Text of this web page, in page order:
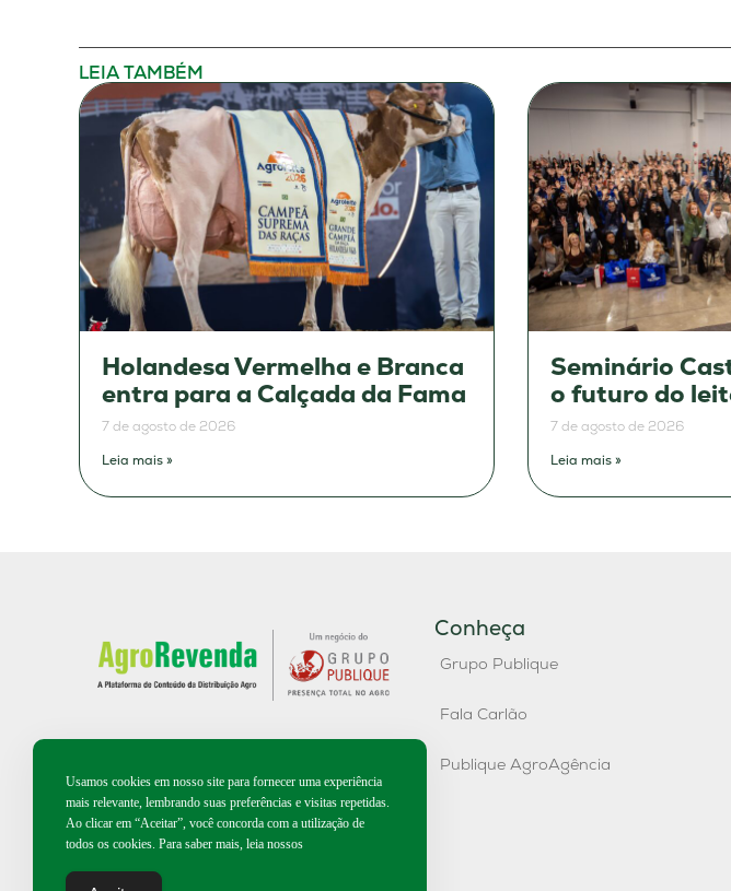
LEIA TAMBÉM
Holandesa Vermelha e Branca
entra para a Calçada da Fama
7 de agosto de 2026
Leia mais »
Seminário
o futuro do
7 de agosto de 2026
Leia mais »
Conheça
Grupo Publique
Fala Carlão
Publique AgroAgência
Usamos cookies em nosso site para fornecer uma experiência
mais relevante, lembrando suas preferências e visitas repetidas.
Ao clicar em “Aceitar”, você concorda com a utilização de
todos os cookies. Para saber mais, leia nossos